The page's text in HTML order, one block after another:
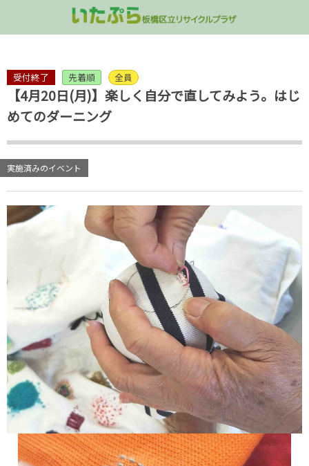
受付終了 先着順 全員
【4月20日(月)】楽しく自分で直してみよう。はじ
めてのダーニング
実施済みのイベント
屋上
3階 多目的室/処理ゾーン
2階 ラウンジフロア
1階 リユース品販売
地下 シャワー/ロッカー室
家具の受入
衣類・雑貨類の受け入れ
拠点回収
「いたぷらショップ」
講演会
講座／ワークショップ
イベント
いたぷらプレイランド
パネル展
終了した企画
コンポスト
グリーンカーテン